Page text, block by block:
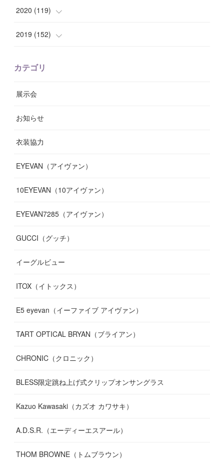
( 10)
9
(14
(8
(9
( 10)
( 11)
(14
(19
(12)
(10)
( 8)
( 6)
(12
(10
(17)
(11)
(10)
( 7)
(8)
(9
(7
(7
(10)
(11)
12)
( 14)
(13)
(3
( 7
(13)
(11)
(13)
7)
(12)
2020 (119)
(7)
(
( 5
(8)
(12)
11)
(13)
(13)
2019 (152)
(10 )
(10)
13)
(16)
(14)
(17)
カテゴリ
展示会
お知らせ
衣装協力
EYEVAN（アイヴァン）
10EYEVAN（10アイヴァン）
EYEVAN7285（アイヴァン）
GUCCI（グッチ）
イーグルビュー
ITOX（イトックス）
E5 eyevan（イーファイブ アイヴァン）
TART OPTICAL BRYAN（ブライアン）
CHRONIC（クロニック）
BLESS限定跳ね上げ式クリップオンサングラス
Kazuo Kawasaki（カズオ カワサキ）
A.D.S.R.（エーディーエスアール）
THOM BROWNE（トムブラウン）